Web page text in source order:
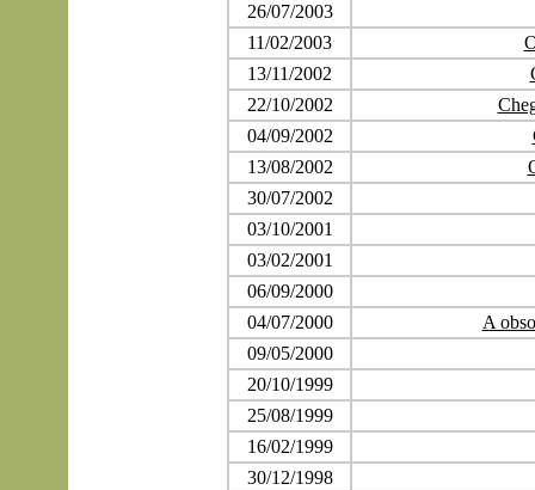
26/07/2003
11/02/2003
13/11/2002
22/10/2002
04/09/2002
13/08/2002
30/07/2002
03/10/2001
03/02/2001
06/09/2000
04/07/2000
A
09/05/2000
20/10/1999
25/08/1999
16/02/1999
30/12/1998